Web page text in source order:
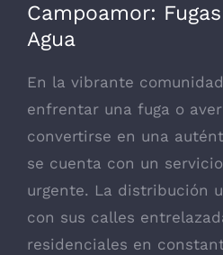
Campoamor:
Agua
En la vibrante
enfrentar una fuga o
convertirse en una
se cuenta con un
urgente. La distribución
con sus calles
residenciales en